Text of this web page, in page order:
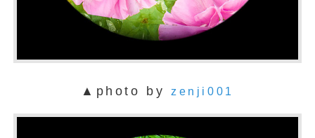
▲photo byzenji001